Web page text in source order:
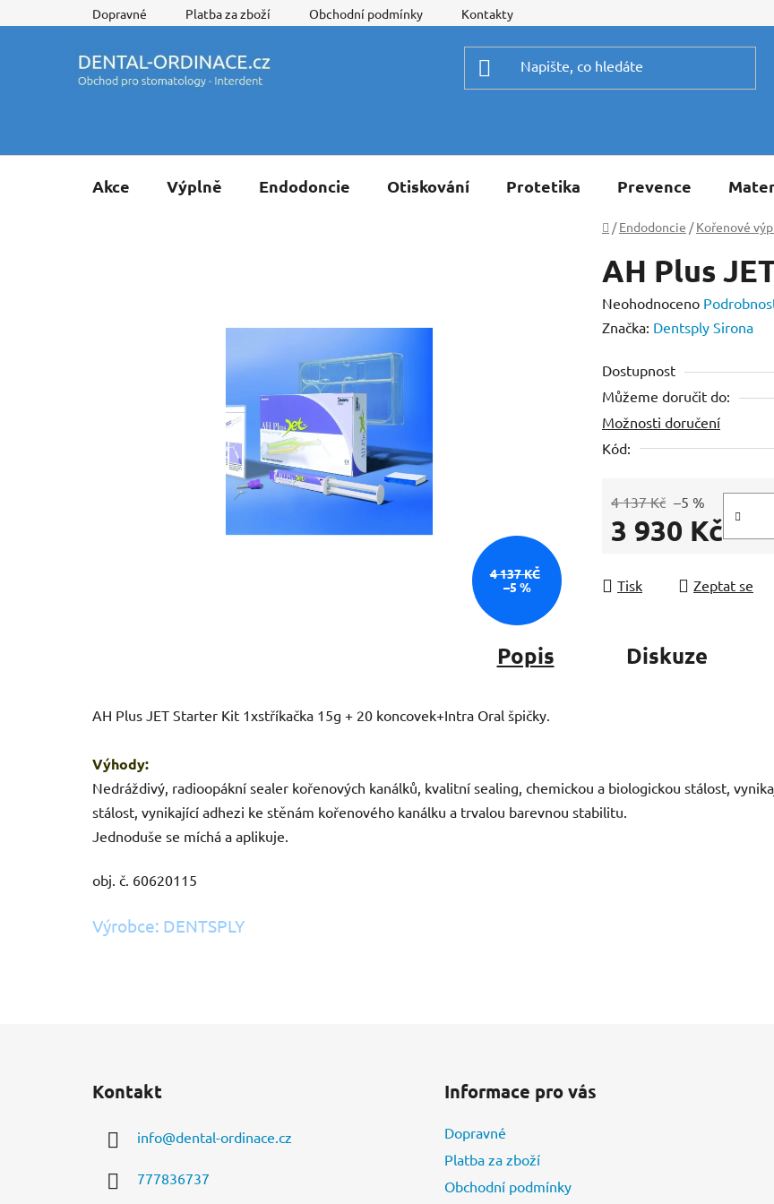
na
Dopravné Platba za zboží Obchodní podmínky Kontakty
Akce Výplně Endodoncie Otiskování Protetika Prevence
Domů
/ Endodoncie / Kořenové
AH Plus
Průměrné
hodnocení
je
0,0
z
5
Neohodnoceno
Značka: Dentsply Sirona
Dostupnost
Můžeme doručit do:
Možnosti doručení
Kód:
4 137 Kč –5 %
3 930 Kč
Tisk Zeptat se
4 137 KČ
–5 %
Popis Diskuze
AH Plus JET Starter Kit 1xstříkačka 15g + 20 koncovek+Intra Oral špičky.
Výhody:
Nedráždivý, radioopákní sealer kořenových kanálků, kvalitní sealing, chemickou a biologickou stálost,
stálost, vynikající adhezi ke stěnám kořenového kanálku a trvalou barevnou stabilitu.
Jednoduše se míchá a aplikuje.
obj. č. 60620115
Výrobce: DENTSPLY
Kontakt
info@dental-ordinace.cz
777836737
Informace pro vás
Dopravné
Platba za zboží
Obchodní podmínky